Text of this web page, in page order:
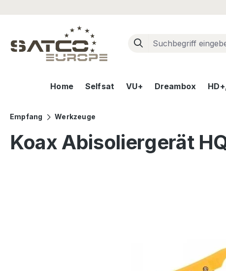
Home Selfsat VU+ Dreambox
Empfang Werkzeuge
Koax Abisoliergerät HQ